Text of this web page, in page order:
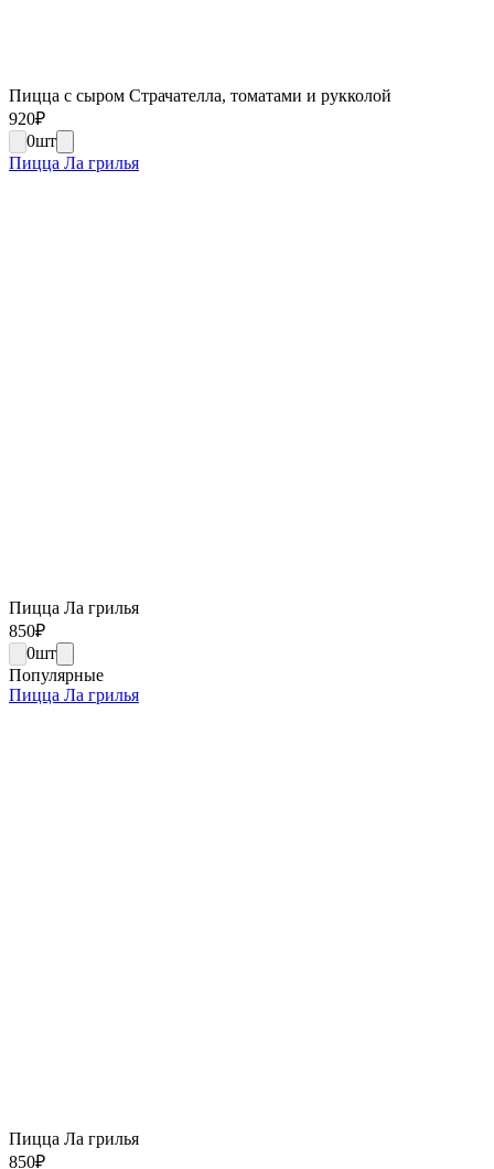
Пицца с сыром Страчателла, томатами и рукколой
920₽
0шт
Пицца Ла грилья
Пицца Ла грилья
850₽
0шт
Популярные
Пицца Ла грилья
Пицца Ла грилья
850₽